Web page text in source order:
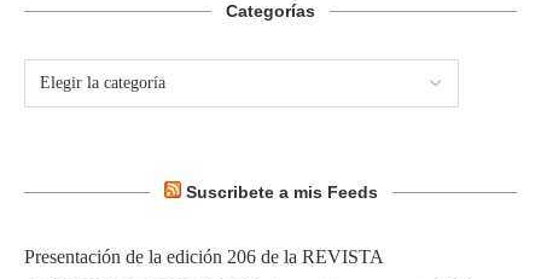
Categorías
Suscribete a mis Feeds
Presentación de la edición 206 de la REVISTA